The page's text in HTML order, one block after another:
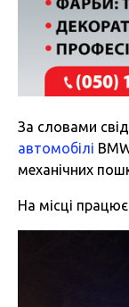
За словами
автомобілі
механічних
На місці працює